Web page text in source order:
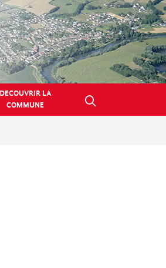
DECOUVRIR LA
COMMUNE